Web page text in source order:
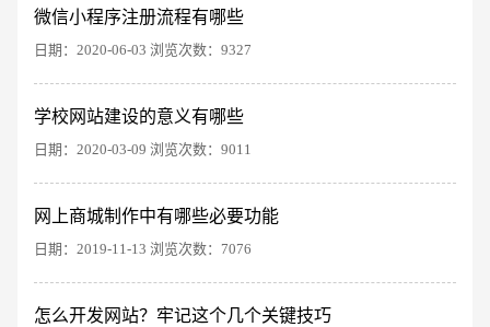
微信小程序注册流程有哪些
日期：2020-06-03 浏览次数：9327
学校网站建设的意义有哪些
日期：2020-03-09 浏览次数：9011
网上商城制作中有哪些必要功能
日期：2019-11-13 浏览次数：7076
怎么开发网站？牢记这个几个关键技巧